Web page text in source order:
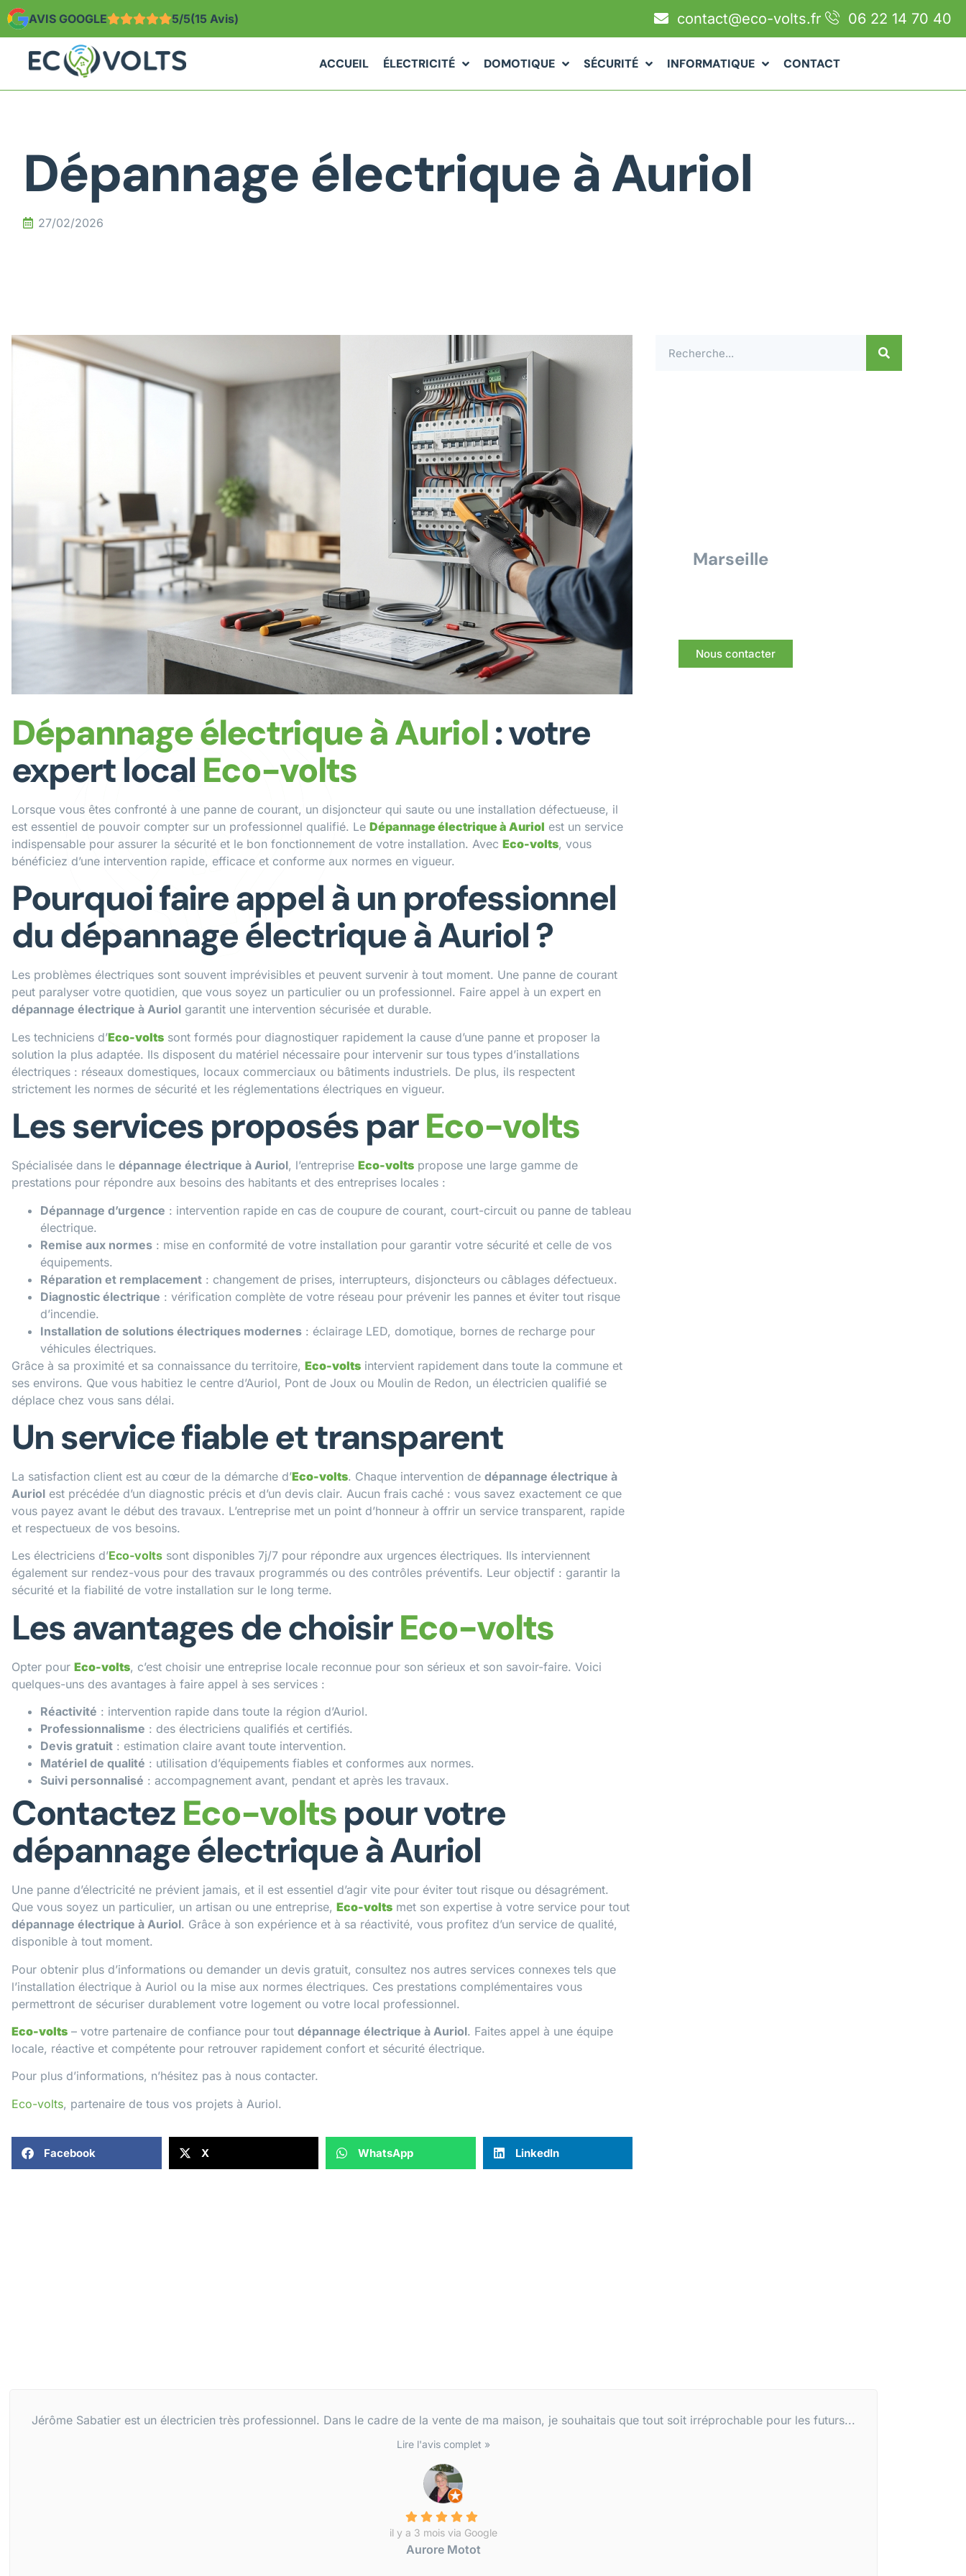
AVIS GOOGLE 5/5(15 Avis) contact@eco-volts.fr 06 22 14 70 40
ACCUEIL ÉLECTRICITÉ DOMOTIQUE SÉCURITÉ INFORMATIQUE CONTACT
Dépannage électrique à Auriol
27/02/2026
Dépannage électrique à Auriol: votre
expert local Eco-volts
Lorsque vous êtes confronté à une panne de courant, un disjoncteur qui saute ou une installation défectueuse, il
est essentiel de pouvoir compter sur un professionnel qualifié. Le Dépannage électrique à Auriol est un service
indispensable pour assurer la sécurité et le bon fonctionnement de votre installation. Avec Eco-volts, vous
bénéficiez d’une intervention rapide, efficace et conforme aux normes en vigueur.
Pourquoi faire appel à un professionnel
du dépannage électrique à Auriol ?
Les problèmes électriques sont souvent imprévisibles et peuvent survenir à tout moment. Une panne de courant
peut paralyser votre quotidien, que vous soyez un particulier ou un professionnel. Faire appel à un expert en
dépannage électrique à Auriol garantit une intervention sécurisée et durable.
Les techniciens d’Eco-volts sont formés pour diagnostiquer rapidement la cause d’une panne et proposer la
solution la plus adaptée. Ils disposent du matériel nécessaire pour intervenir sur tous types d’installations
électriques : réseaux domestiques, locaux commerciaux ou bâtiments industriels. De plus, ils respectent
strictement les normes de sécurité et les réglementations électriques en vigueur.
Les services proposés parEco-volts
Spécialisée dans le dépannage électrique à Auriol, l’entreprise Eco-volts propose une large gamme de
prestations pour répondre aux besoins des habitants et des entreprises locales :
Dépannage d’urgence : intervention rapide en cas de coupure de courant, court-circuit ou panne de tableau
électrique.
Remise aux normes : mise en conformité de votre installation pour garantir votre sécurité et celle de vos
équipements.
Réparation et remplacement : changement de prises, interrupteurs, disjoncteurs ou câblages défectueux.
Diagnostic électrique : vérification complète de votre réseau pour prévenir les pannes et éviter tout risque
d’incendie.
Installation de solutions électriques modernes : éclairage LED, domotique, bornes de recharge pour
véhicules électriques.
Grâce à sa proximité et sa connaissance du territoire, Eco-volts intervient rapidement dans toute la commune et
ses environs. Que vous habitiez le centre d’Auriol, Pont de Joux ou Moulin de Redon, un électricien qualifié se
déplace chez vous sans délai.
Un service fiable et transparent
La satisfaction client est au cœur de la démarche d’Eco-volts. Chaque intervention de dépannage électrique à
Auriol est précédée d’un diagnostic précis et d’un devis clair. Aucun frais caché : vous savez exactement ce que
vous payez avant le début des travaux. L’entreprise met un point d’honneur à offrir un service transparent, rapide
et respectueux de vos besoins.
Les électriciens d’Eco-volts sont disponibles 7j/7 pour répondre aux urgences électriques. Ils interviennent
également sur rendez-vous pour des travaux programmés ou des contrôles préventifs. Leur objectif : garantir la
sécurité et la fiabilité de votre installation sur le long terme.
Les avantages de choisirEco-volts
Opter pour Eco-volts, c’est choisir une entreprise locale reconnue pour son sérieux et son savoir-faire. Voici
quelques-uns des avantages à faire appel à ses services :
Réactivité : intervention rapide dans toute la région d’Auriol.
Professionnalisme : des électriciens qualifiés et certifiés.
Devis gratuit : estimation claire avant toute intervention.
Matériel de qualité : utilisation d’équipements fiables et conformes aux normes.
Suivi personnalisé : accompagnement avant, pendant et après les travaux.
ContactezEco-voltspour votre
dépannage électrique à Auriol
Une panne d’électricité ne prévient jamais, et il est essentiel d’agir vite pour éviter tout risque ou désagrément.
Que vous soyez un particulier, un artisan ou une entreprise, Eco-volts met son expertise à votre service pour tout
dépannage électrique à Auriol. Grâce à son expérience et à sa réactivité, vous profitez d’un service de qualité,
disponible à tout moment.
Pour obtenir plus d’informations ou demander un devis gratuit, consultez nos autres services connexes tels que
l’installation électrique à Auriol ou la mise aux normes électriques. Ces prestations complémentaires vous
permettront de sécuriser durablement votre logement ou votre local professionnel.
Eco-volts – votre partenaire de confiance pour tout dépannage électrique à Auriol. Faites appel à une équipe
locale, réactive et compétente pour retrouver rapidement confort et sécurité électrique.
Pour plus d’informations, n’hésitez pas à nous contacter.
Eco-volts, partenaire de tous vos projets à Auriol.
Facebook X WhatsApp LinkedIn
Marseille
Nous contacter
Jérôme Sabatier est un électricien très professionnel. Dans le cadre de la vente de ma maison, je souhaitais que tout soit irréprochable pour les futurs...
Lire l'avis complet »
il y a 3 mois via Google
Aurore Motot